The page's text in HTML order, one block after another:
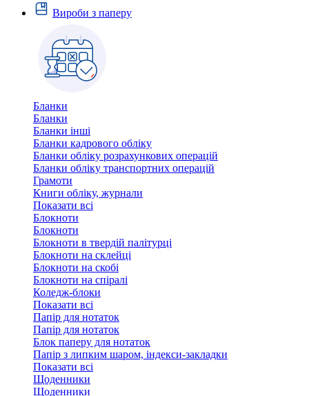
Вироби з паперу
Бланки
Бланки
Бланки інші
Бланки кадрового обліку
Бланки обліку розрахункових операцій
Бланки обліку транспортних операцій
Грамоти
Книги обліку, журнали
Показати всі
Блокноти
Блокноти
Блокноти в твердій палітурці
Блокноти на склейці
Блокноти на скобі
Блокноти на спіралі
Коледж-блоки
Показати всі
Папір для нотаток
Папір для нотаток
Блок паперу для нотаток
Папір з липким шаром, індекси-закладки
Показати всі
Щоденники
Щоденники